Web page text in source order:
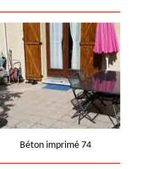
Béton imprimé 74